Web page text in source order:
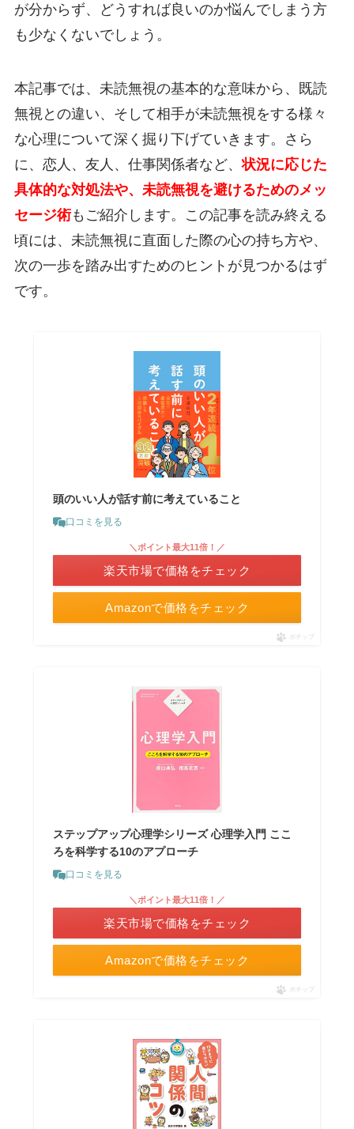
が分からず、どうすれば良いのか悩んでしまう方
も少なくないでしょう。
本記事では、未読無視の基本的な意味から、既読
無視との違い、そして相手が未読無視をする様々
な心理について深く掘り下げていきます。さら
に、恋人、友人、仕事関係者など、状況に応じた
具体的な対処法や、未読無視を避けるためのメッ
セージ術もご紹介します。この記事を読み終える
頃には、未読無視に直面した際の心の持ち方や、
次の一歩を踏み出すためのヒントが見つかるはず
です。
頭のいい人が話す前に考えていること
口コミを見る
Amazonで価格をチェック
＼ポイント最大11倍！／
楽天市場で価格をチェック
ポチップ
ステップアップ心理学シリーズ 心理学入門 ここ
ろを科学する10のアプローチ
口コミを見る
Amazonで価格をチェック
＼ポイント最大11倍！／
楽天市場で価格をチェック
ポチップ